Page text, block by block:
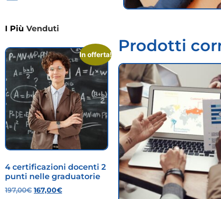
I Più Venduti
In offerta!
4 certificazioni docenti 2
punti nelle graduatorie
197,00€ 167,00€
Prodotti